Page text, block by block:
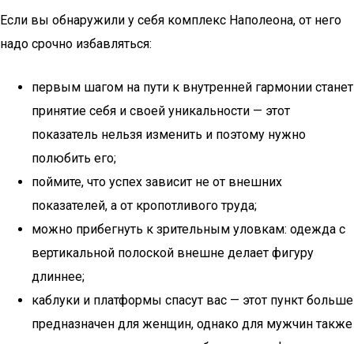
Если вы обнаружили у себя комплекс Наполеона, от него
надо срочно избавляться:
первым шагом на пути к внутренней гармонии станет
принятие себя и своей уникальности — этот
показатель нельзя изменить и поэтому нужно
полюбить его;
поймите, что успех зависит не от внешних
показателей, а от кропотливого труда;
можно прибегнуть к зрительным уловкам: одежда с
вертикальной полоской внешне делает фигуру
длиннее;
каблуки и платформы спасут вас — этот пункт больше
предназначен для женщин, однако для мужчин также